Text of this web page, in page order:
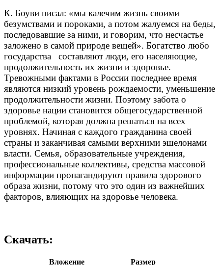
К. Боуви писал: «мы калечим жизнь своими
безумствами и пороками, а потом жалуемся на беды,
последовавшие за ними, и говорим, что несчастье
заложено в самой природе вещей». Богатство любо
государства
составляют люди, его населяющие,
продолжительность их жизни и здоровье.
Тревожными фактами в России последнее время
являются низкий уровень рождаемости, уменьшение
продолжительности жизни. Поэтому забота о
здоровье нации становится общегосударственной
проблемой, которая должна решаться на всех
уровнях. Начиная с каждого гражданина своей
страны и заканчивая самыми верхними эшелонами
власти. Семья, образовательные учреждения,
профессиональные коллективы, средства массовой
информации пропагандируют правила здорового
образа жизни, потому что это один из важнейших
факторов, влияющих на здоровье человека.
Скачать:
Вложение
Размер